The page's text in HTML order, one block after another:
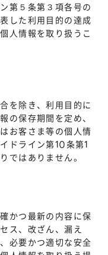
第５条第３項各号の
した利用目的の達成
人情報を取り扱うこ
を除き、利用目的に
の保存期間を定め、
お客さま等の個人情
ドライン第10条第1
ではありません。
かつ最新の内容に保
ス、改ざん、漏え
必要かつ適切な安全